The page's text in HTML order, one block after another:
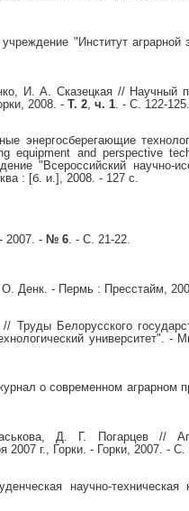
"Институт аграрной
И. А. Сказецкая // Научный
2008. - Т. 2, ч. 1. - С. 122-125.
энергосберегающие
equipment and perspective
"Всероссийский научно-
: [б. и.], 2008. - 127 с.
2007. - № 6. - С. 21-22.
О. Денк. - Пермь : Пресстайм,
Белорусского
университет". -
о современном аграрном
Д. Г. Погарцев //
2007 г., Горки. - Горки, 2007. - С.
научно-техническая